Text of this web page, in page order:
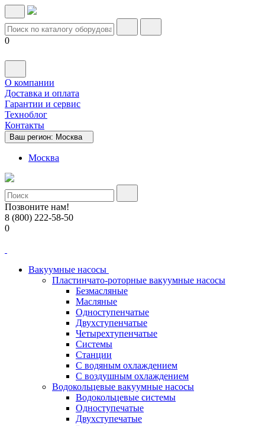
0
О компании
Доставка и оплата
Гарантии и сервис
Техноблог
Контакты
Ваш регион: Москва
Москва
Позвоните нам!
8 (800) 222-58-50
0
Вакуумные насосы
Пластинчато-роторные вакуумные насосы
Безмасляные
Масляные
Одноступенчатые
Двухступенчатые
Четырехтупенчатые
Системы
Станции
С водяным охлаждением
С воздушным охлаждением
Водокольцевые вакуумные насосы
Водокольцевые системы
Одноступечатые
Двухступечатые